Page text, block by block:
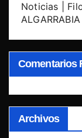
Noticias |
Comentarios
Archivos